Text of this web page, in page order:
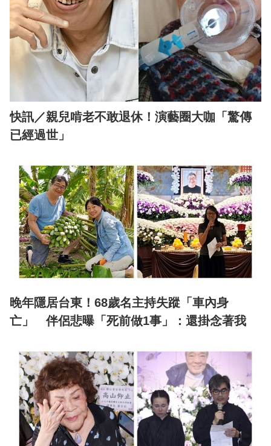
快訊／親兒啃老不敢退休！演藝圈大咖「驚傳
已經過世」
晚年隱居台東！68歲名主持失蹤「車內身
亡」 伴侶悲曝「死前做1事」：還掛念著我